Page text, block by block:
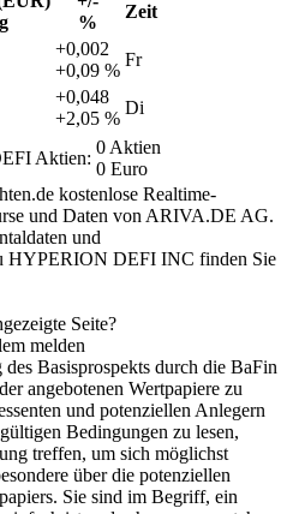
%
Zeit
+0,002
+0,09 %
Fr
+0,048
+2,05 %
Di
Aktien:
0 Aktien
0 Euro
kostenlose Realtime-
und Daten von ARIVA.DE AG.
und
HYPERION DEFI INC finden Sie
Seite?
melden
Basisprospekts durch die BaFin
angebotenen Wertpapiere zu
und potenziellen Anlegern
Bedingungen zu lesen,
treffen, um sich möglichst
über die potenziellen
Sie sind im Begriff, ein